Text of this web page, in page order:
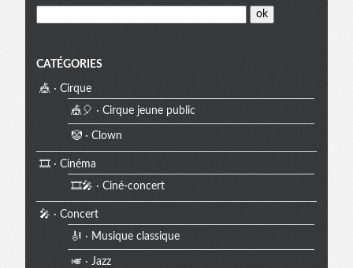
CATÉGORIES
🎪 · Cirque
🎪🎈 · Cirque jeune public
🤡 · Clown
🎞️ · Cinéma
🎞️🎤 · Ciné-concert
🎤 · Concert
🎻 · Musique classique
🎺 · Jazz